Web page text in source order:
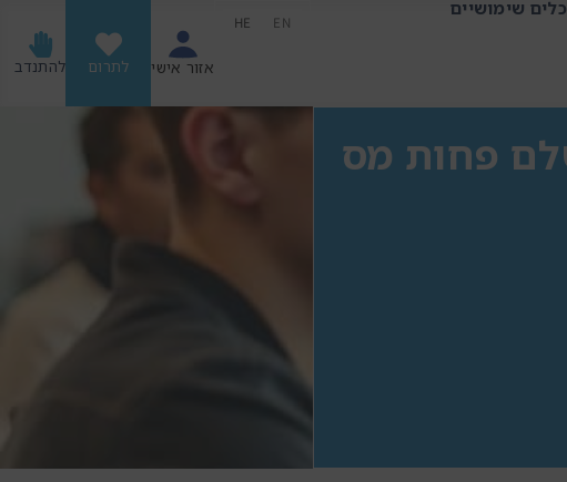
שימושיים
EN
HE
אזור אישי לתרום להתנדב
פחות מס